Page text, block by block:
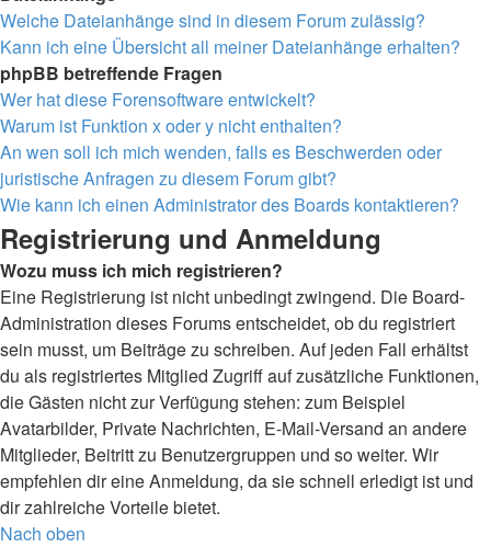
Welche Dateianhänge sind in diesem Forum zulässig?
Kann ich eine Übersicht all meiner Dateianhänge erhalten?
phpBB betreffende Fragen
Wer hat diese Forensoftware entwickelt?
Warum ist Funktion x oder y nicht enthalten?
An wen soll ich mich wenden, falls es Beschwerden oder
juristische Anfragen zu diesem Forum gibt?
Wie kann ich einen Administrator des Boards kontaktieren?
Registrierung und Anmeldung
Wozu muss ich mich registrieren?
Eine Registrierung ist nicht unbedingt zwingend. Die Board-
Administration dieses Forums entscheidet, ob du registriert
sein musst, um Beiträge zu schreiben. Auf jeden Fall erhältst
du als registriertes Mitglied Zugriff auf zusätzliche Funktionen,
die Gästen nicht zur Verfügung stehen: zum Beispiel
Avatarbilder, Private Nachrichten, E-Mail-Versand an andere
Mitglieder, Beitritt zu Benutzergruppen und so weiter. Wir
empfehlen dir eine Anmeldung, da sie schnell erledigt ist und
dir zahlreiche Vorteile bietet.
Nach oben